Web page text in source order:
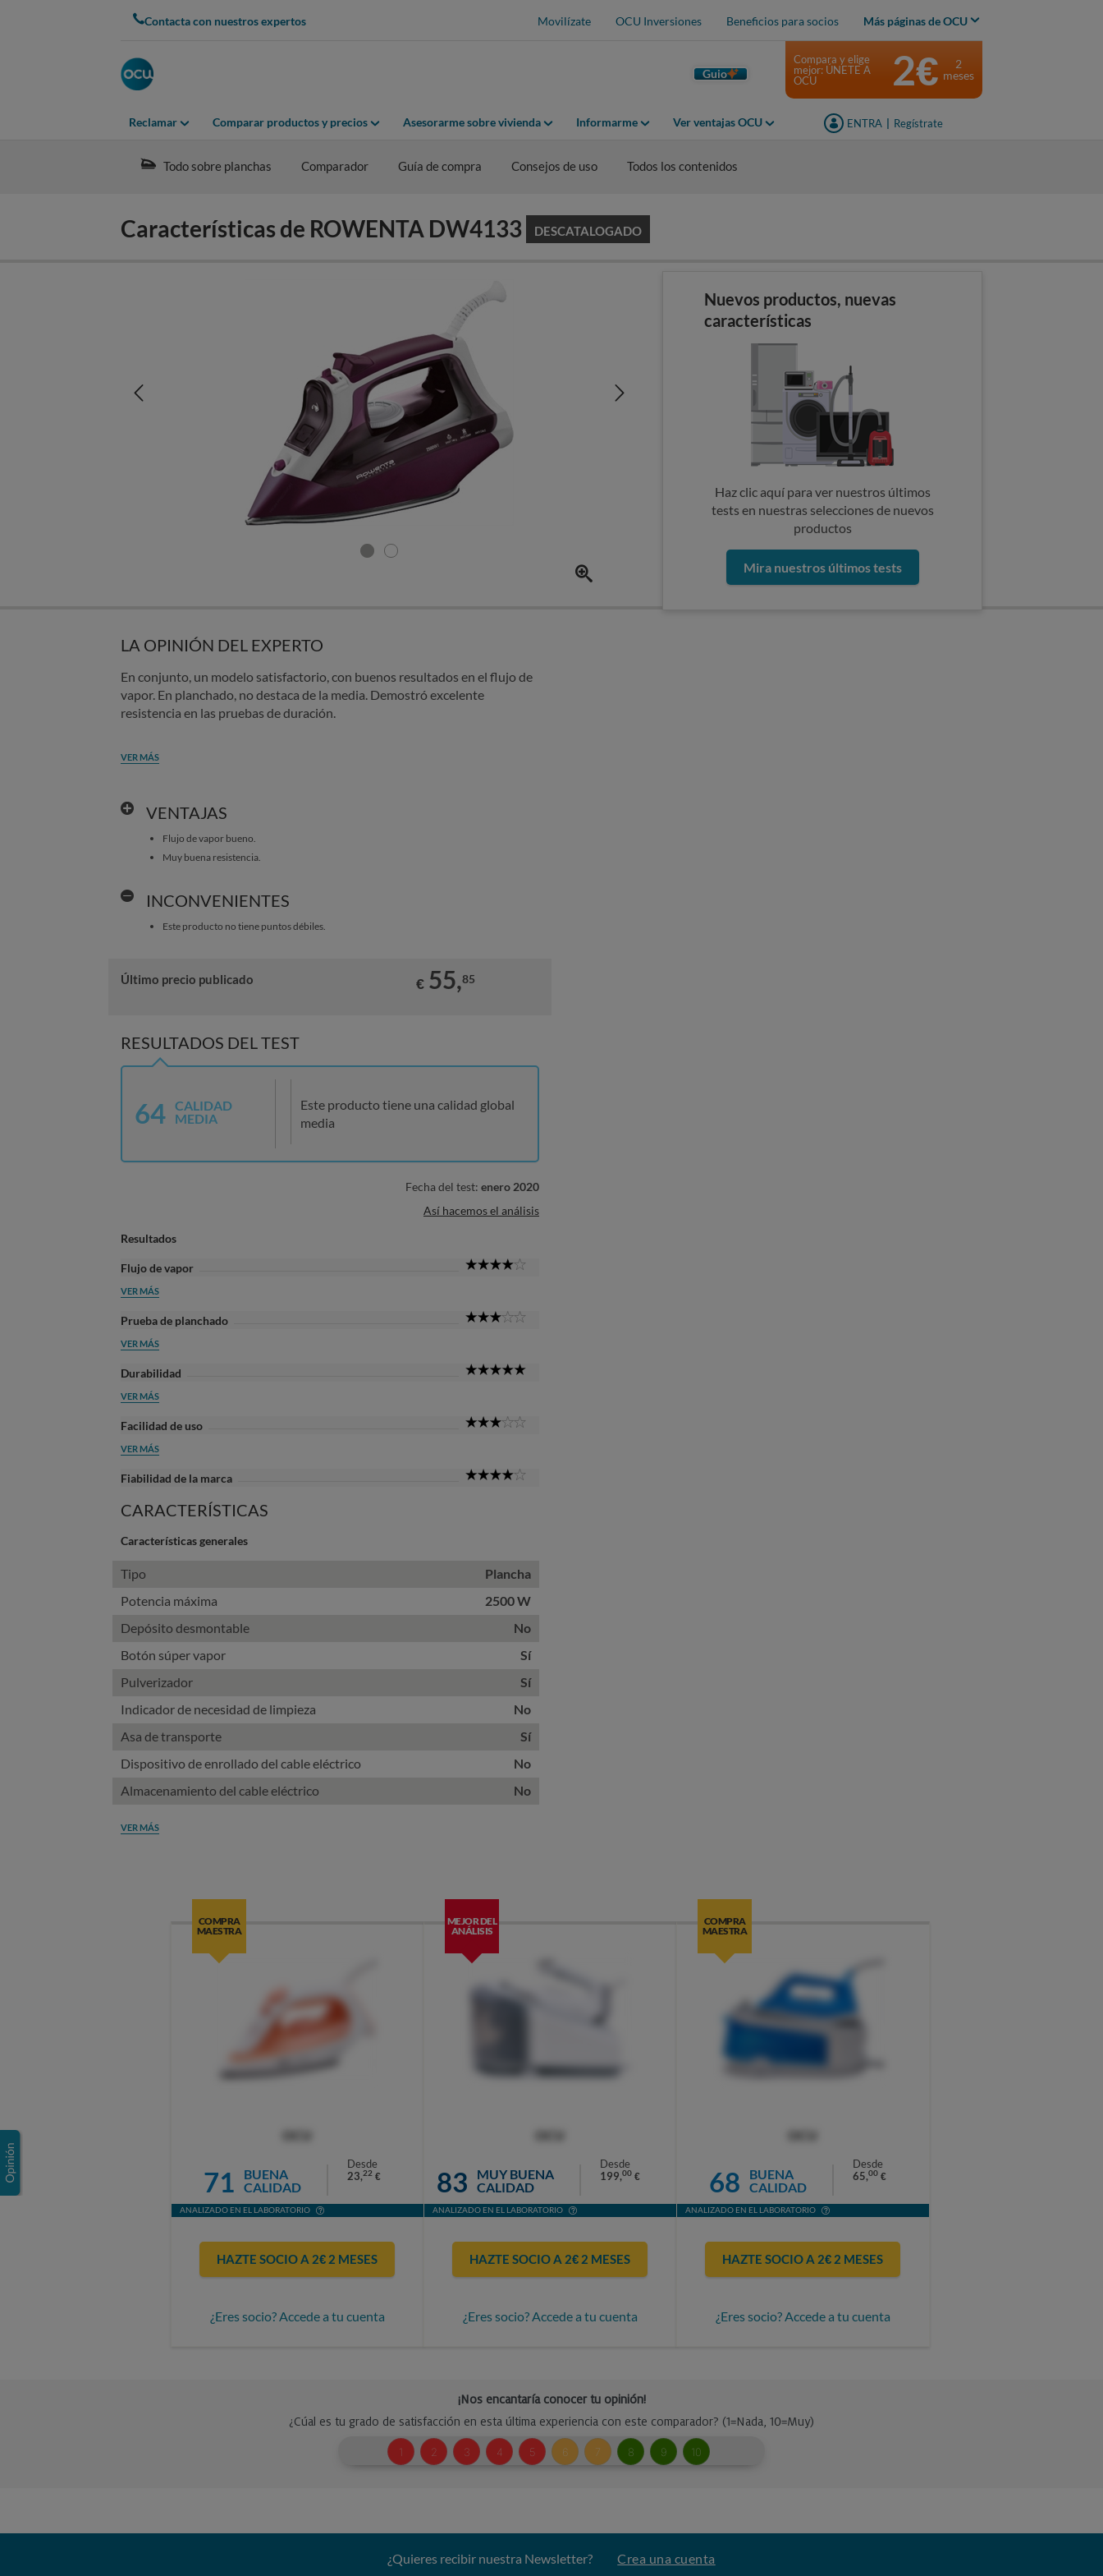
Contacta con nuestros expertos Movilízate OCU Inversiones Beneficios para socios Más páginas de OCU
Guio
Reclamar Comparar productos y precios Asesorarme sobre vivienda Informarme Ver ventajas OCU ENTRA Regístrate
Compara y elige
mejor: ÚNETE A
OCU
2€
2
meses
Todo sobre planchas Comparador Guía de compra Consejos de uso Todos los contenidos
Características de ROWENTA DW4133 DESCATALOGADO
Nuevos productos, nuevas
características
Haz clic aquí para ver nuestros últimos
tests en nuestras selecciones de nuevos
productos
Mira nuestros últimos tests
LA OPINIÓN DEL EXPERTO
En conjunto, un modelo satisfactorio, con buenos resultados en el flujo de
vapor. En planchado, no destaca de la media. Demostró excelente
resistencia en las pruebas de duración.
VER MÁS
VENTAJAS
Flujo de vapor bueno.
Muy buena resistencia.
INCONVENIENTES
Este producto no tiene puntos débiles.
Último precio publicado € 55,85
RESULTADOS DEL TEST
64 CALIDAD
MEDIA
Este producto tiene una calidad global
media
Fecha del test: enero 2020
Así hacemos el análisis
Resultados
Flujo de vapor
VER MÁS
Prueba de planchado
VER MÁS
Durabilidad
VER MÁS
Facilidad de uso
VER MÁS
Fiabilidad de la marca
CARACTERÍSTICAS
Características generales
Tipo
Plancha
Potencia máxima
2500 W
Depósito desmontable
No
Botón súper vapor
Sí
Pulverizador
Sí
Indicador de necesidad de limpieza
No
Asa de transporte
Sí
Dispositivo de enrollado del cable eléctrico
No
Almacenamiento del cable eléctrico
No
VER MÁS
COMPRA
MAESTRA
71
BUENA
CALIDAD
Desde
23,22 €
ANALIZADO EN EL LABORATORIO
HAZTE SOCIO A 2€ 2 MESES
¿Eres socio? Accede a tu cuenta
MEJOR DEL
ANÁLISIS
83
MUY BUENA
CALIDAD
Desde
199,00 €
ANALIZADO EN EL LABORATORIO
HAZTE SOCIO A 2€ 2 MESES
¿Eres socio? Accede a tu cuenta
COMPRA
MAESTRA
68
BUENA
CALIDAD
Desde
65,00 €
ANALIZADO EN EL LABORATORIO
HAZTE SOCIO A 2€ 2 MESES
¿Eres socio? Accede a tu cuenta
¿Quieres recibir nuestra Newsletter? Crea una cuenta